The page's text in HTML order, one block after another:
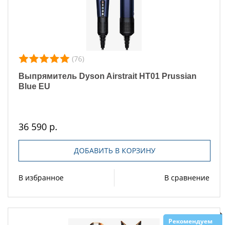
(76)
Выпрямитель Dyson Airstrait HT01 Prussian
Blue EU
36 590 р.
ДОБАВИТЬ В КОРЗИНУ
В избранное В сравнение
Рекомендуем